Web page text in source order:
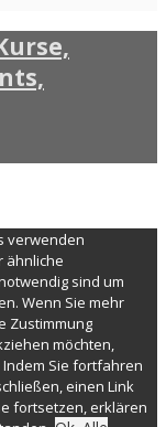
verwenden
ähnliche
sind um
Wenn Sie mehr
Zustimmung
möchten,
Indem Sie fortfahren
einen Link
fortsetzen, erklären